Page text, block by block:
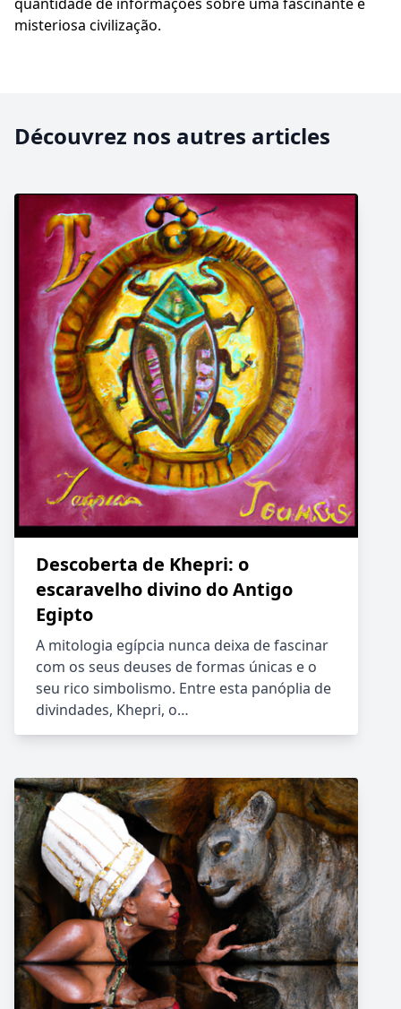
misteriosa civilização.
Découvrez nos autres articles
Descoberta de Khepri: o
escaravelho divino do Antigo
Egipto
A mitologia egípcia nunca deixa de fascinar
com os seus deuses de formas únicas e o
seu rico simbolismo. Entre esta panóplia de
divindades, Khepri, o…